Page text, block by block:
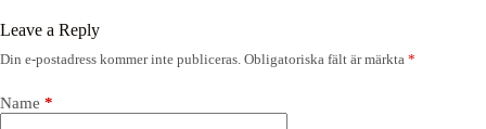
Leave a Reply
Din e-postadress kommer inte publiceras. Obligatoriska fält är märkta *
Name *